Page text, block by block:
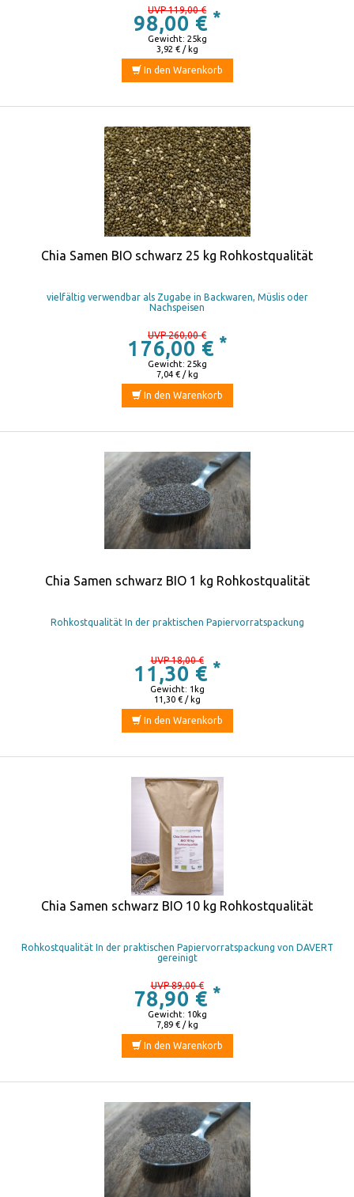
UVP 119,00 €
98,00 € *
3,92 € / kg
Gewicht: 25kg
In den Warenkorb
Chia Samen BIO schwarz 25 kg Rohkostqualität
vielfältig verwendbar als Zugabe in Backwaren, Müslis oder
Nachspeisen
UVP 260,00 €
176,00 € *
7,04 € / kg
Gewicht: 25kg
In den Warenkorb
Chia Samen schwarz BIO 1 kg Rohkostqualität
Rohkostqualität In der praktischen Papiervorratspackung
UVP 18,00 €
11,30 € *
11,30 € / kg
Gewicht: 1kg
In den Warenkorb
Chia Samen schwarz BIO 10 kg Rohkostqualität
Rohkostqualität In der praktischen Papiervorratspackung von DAVERT
gereinigt
UVP 89,00 €
78,90 € *
7,89 € / kg
Gewicht: 10kg
In den Warenkorb